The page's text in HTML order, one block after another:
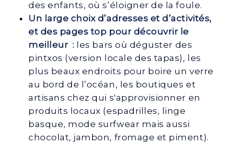
des enfants, où s’éloigner de la foule.
Un large choix d’adresses et d’activités,
et des pages top pour découvrir le
meilleur : les bars où déguster des
pintxos (version locale des tapas), les
plus beaux endroits pour boire un verre
au bord de l’océan, les boutiques et
artisans chez qui s'approvisionner en
produits locaux (espadrilles, linge
basque, mode surfwear mais aussi
chocolat, jambon, fromage et piment).